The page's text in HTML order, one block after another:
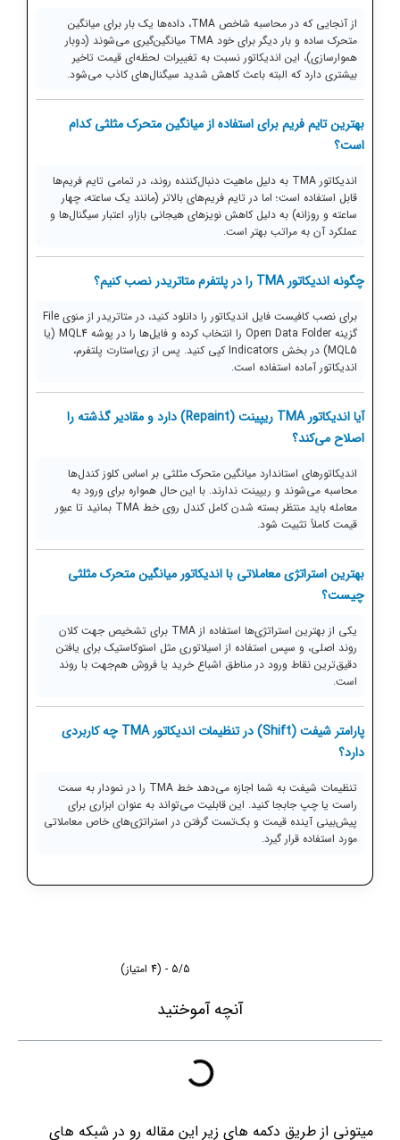
از آنجایی که در محاسبه شاخص TMA، داده‌ها یک بار برای میانگین
متحرک ساده و بار دیگر برای خود TMA میانگین‌گیری می‌شوند (دوبار
هموارسازی)، این اندیکاتور نسبت به تغییرات لحظه‌ای قیمت تاخیر
بیشتری دارد که البته باعث کاهش شدید سیگنال‌های کاذب می‌شود.
بهترین تایم فریم برای استفاده از میانگین متحرک مثلثی کدام
است؟
اندیکاتور TMA به دلیل ماهیت دنبال‌کننده روند، در تمامی تایم فریم‌ها
قابل استفاده است؛ اما در تایم فریم‌های بالاتر (مانند یک ساعته، چهار
ساعته و روزانه) به دلیل کاهش نویزهای هیجانی بازار، اعتبار سیگنال‌ها و
عملکرد آن به مراتب بهتر است.
چگونه اندیکاتور TMA را در پلتفرم متاتریدر نصب کنیم؟
برای نصب کافیست فایل اندیکاتور را دانلود کنید، در متاتریدر از منوی File
گزینه Open Data Folder را انتخاب کرده و فایل‌ها را در پوشه MQL4 (یا
MQL5) در بخش Indicators کپی کنید. پس از ری‌استارت پلتفرم،
اندیکاتور آماده استفاده است.
آیا اندیکاتور TMA ریپینت (Repaint) دارد و مقادیر گذشته را
اصلاح می‌کند؟
اندیکاتورهای استاندارد میانگین متحرک مثلثی بر اساس کلوز کندل‌ها
محاسبه می‌شوند و ریپینت ندارند. با این حال همواره برای ورود به
معامله باید منتظر بسته شدن کامل کندل روی خط TMA بمانید تا عبور
قیمت کاملاً تثبیت شود.
بهترین استراتژی معاملاتی با اندیکاتور میانگین متحرک مثلثی
چیست؟
یکی از بهترین استراتژی‌ها استفاده از TMA برای تشخیص جهت کلان
روند اصلی، و سپس استفاده از اسیلاتوری مثل استوکاستیک برای یافتن
دقیق‌ترین نقاط ورود در مناطق اشباع خرید یا فروش هم‌جهت با روند
است.
پارامتر شیفت (Shift) در تنظیمات اندیکاتور TMA چه کاربردی
دارد؟
تنظیمات شیفت به شما اجازه می‌دهد خط TMA را در نمودار به سمت
راست یا چپ جابجا کنید. این قابلیت می‌تواند به عنوان ابزاری برای
پیش‌بینی آینده قیمت و بک‌تست گرفتن در استراتژی‌های خاص معاملاتی
مورد استفاده قرار گیرد.
5/5 - (4 امتیاز)
آنچه آموختید
میتونی از طریق دکمه های زیر این مقاله رو در شبکه های